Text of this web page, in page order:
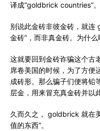
译成“goldbrick countries”。
别说此金砖非彼金砖，就连
金砖”，而非真金砖。为什么
这就要回到金砖诈骗这个古
席卷美国的时候，为了方便
成砖形。那么骗子们便将铅
层金，用来冒充真金砖并以
久而久之， goldbrick 就在
值的东西”。